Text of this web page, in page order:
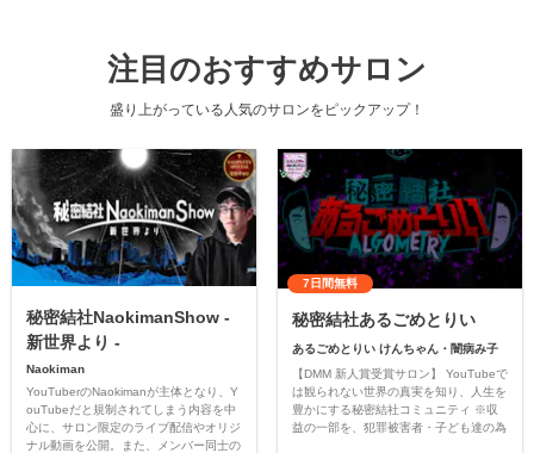
注目のおすすめサロン
盛り上がっている人気のサロンをピックアップ！
秘密結社NaokimanShow -
新世界より -
Naokiman
YouTuberのNaokimanが主体となり、Y
ouTubeだと規制されてしまう内容を中
心に、サロン限定のライブ配信やオリジ
ナル動画を公開。また、メンバー同士の
7日間無料
秘密結社あるごめとりい
あるごめとりい けんちゃん・闇病み子
【DMM 新人賞受賞サロン】 YouTubeで
は観られない世界の真実を知り、人生を
豊かにする秘密結社コミュニティ ※収
益の一部を、犯罪被害者・子ども達の為